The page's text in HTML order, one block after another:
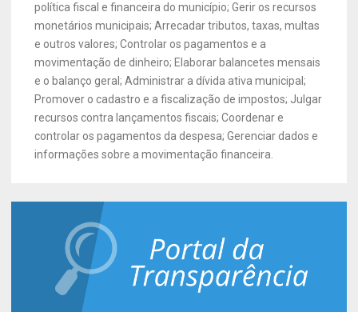
política fiscal e financeira do município; Gerir os recursos
monetários municipais; Arrecadar tributos, taxas, multas
e outros valores; Controlar os pagamentos e a
movimentação de dinheiro; Elaborar balancetes mensais
e o balanço geral; Administrar a dívida ativa municipal;
Promover o cadastro e a fiscalização de impostos; Julgar
recursos contra lançamentos fiscais; Coordenar e
controlar os pagamentos da despesa; Gerenciar dados e
informações sobre a movimentação financeira.